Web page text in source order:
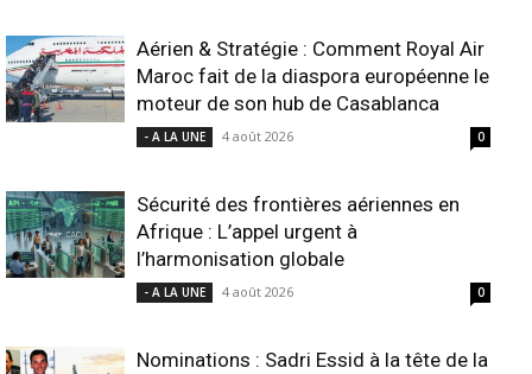
Aérien & Stratégie : Comment Royal Air
Maroc fait de la diaspora européenne le
moteur de son hub de Casablanca
- A LA UNE 4 août 2026 0
Sécurité des frontières aériennes en
Afrique : L’appel urgent à
l’harmonisation globale
- A LA UNE 4 août 2026 0
Nominations : Sadri Essid à la tête de la